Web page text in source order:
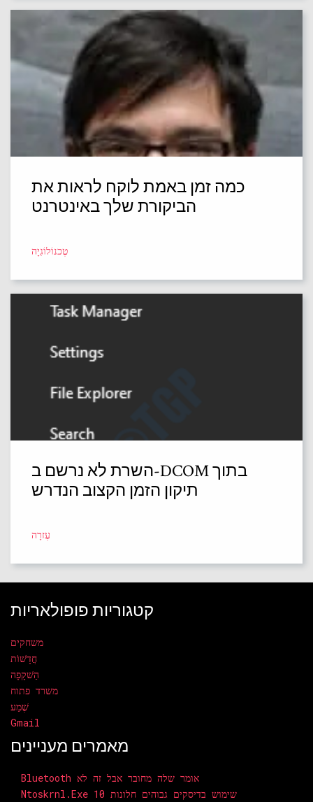
כמה זמן באמת לוקח לראות את
הביקורת שלך באינטרנט
טֶכנוֹלוֹגִיָה
השרת לא נרשם ב-DCOM בתוך
תיקון הזמן הקצוב הנדרש
עֶזרָה
קטגוריות פופולאריות
משחקים
חֲדָשׁוֹת
הַשׁקָפָה
משרד פתוח
שֶׁמַע
Gmail
מאמרים מעניינים
Bluetooth אומר שלה מחובר אבל זה לא
Ntoskrnl.exe שימוש בדיסקים גבוהים חלונות 10